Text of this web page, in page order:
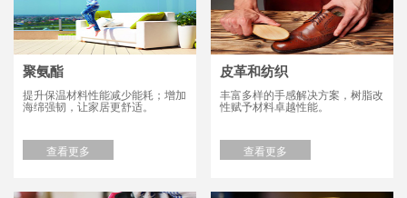
聚氨酯
提升保温材料性能减少能耗；增加
海绵强韧，让家居更舒适。
查看更多
皮革和纺织
丰富多样的手感解决方案，树脂改
性赋予材料卓越性能。
查看更多